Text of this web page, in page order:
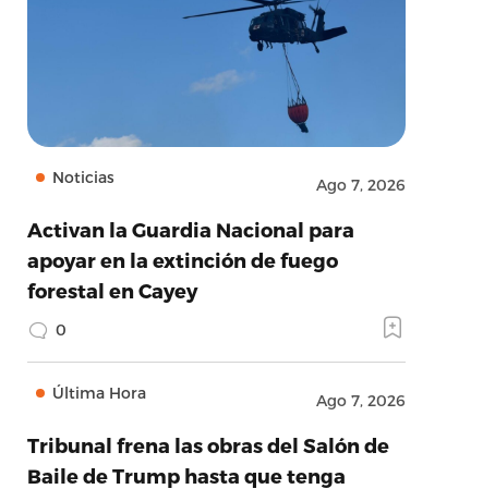
Noticias Ago 7, 2026
Activan la Guardia Nacional para
apoyar en la extinción de fuego
forestal en Cayey
0
Última Hora Ago 7, 2026
Tribunal frena las obras del Salón de
Baile de Trump hasta que tenga